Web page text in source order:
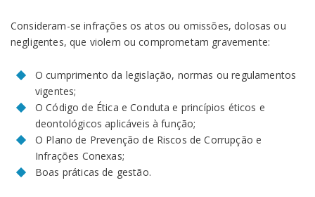
Consideram-se infrações os atos ou omissões, dolosas ou
negligentes, que violem ou comprometam gravemente:
O cumprimento da legislação, normas ou regulamentos
vigentes;
O Código de Ética e Conduta e princípios éticos e
deontológicos aplicáveis à função;
O Plano de Prevenção de Riscos de Corrupção e
Infrações Conexas;
Boas práticas de gestão.